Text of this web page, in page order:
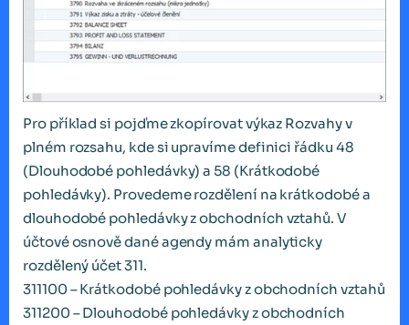
Pro příklad si pojďme zkopírovat výkaz Rozvahy v
plném rozsahu, kde si upravíme definici řádku 48
(Dlouhodobé pohledávky) a 58 (Krátkodobé
pohledávky). Provedeme rozdělení na krátkodobé a
dlouhodobé pohledávky z obchodních vztahů. V
účtové osnově dané agendy mám analyticky
rozdělený účet 311.
311100 – Krátkodobé pohledávky z obchodních vztahů
311200 – Dlouhodobé pohledávky z obchodních